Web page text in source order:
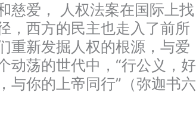
慈爱， 人权法案在国际上找
，西方的民主也走入了前所
重新发掘人权的根源，与爱
动荡的世代中，“行公义，好
与你的上帝同行”（弥迦书六